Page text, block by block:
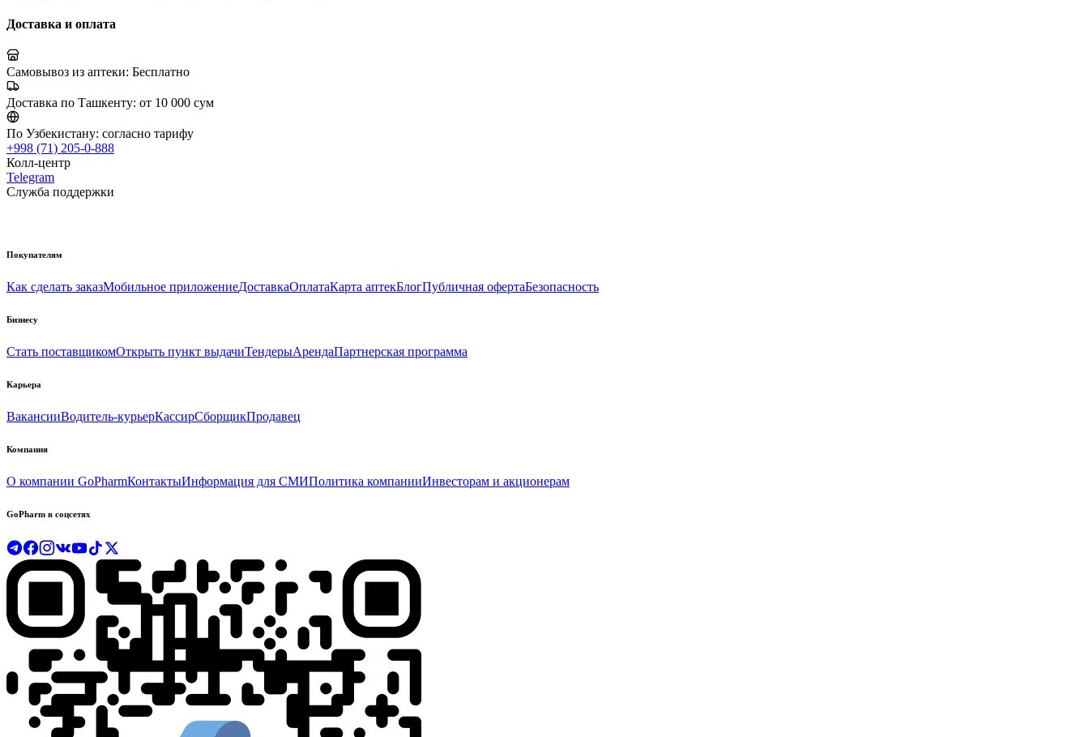
Доставка и оплата
Самовывоз из аптеки: Бесплатно
Доставка по Ташкенту: от 10 000 сум
По Узбекистану: согласно тарифу
+998 (71) 205-0-888
Колл-центр
Telegram
Служба поддержки
Покупателям
Как сделать заказМобильное приложениеДоставкаОплатаКарта аптекБлогПубличная офертаБезопасность
Бизнесу
Стать поставщикомОткрыть пункт выдачиТендерыАрендаПартнерская программа
Карьера
ВакансииВодитель-курьерКассирСборщикПродавец
Компания
О компании GoPharmКонтактыИнформация для СМИПолитика компанииИнвесторам и акционерам
GoPharm в соцсетях